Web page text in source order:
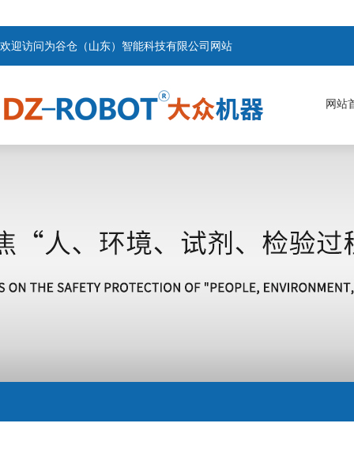
欢迎访问为谷仓（山东）智能科技有限公司网站
网站